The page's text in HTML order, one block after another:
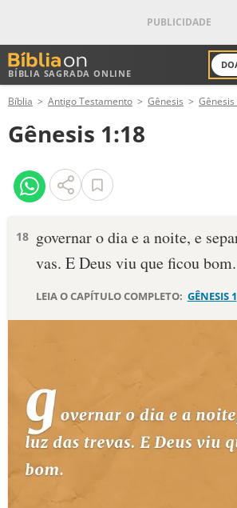
BÍBLIA SAGRADA ONLINE
ANTIGO TESTAMENTO
NOVO TESTAMENTO
VERSÍCULOS
PALAVRA DO DIA
10 MANDAMENTOS
ESTUDOS BÍBLICOS
ESBOÇOS DE PREGAÇÃO
Bíblia Antigo Testamento Gênesis Gênesis
Gênesis 1:18
18 governa­r o dia e a noite, e
vas. E Deus viu que ficou bom.
LEIA O CAPÍTULO COMPLETO: GÊNESIS 1